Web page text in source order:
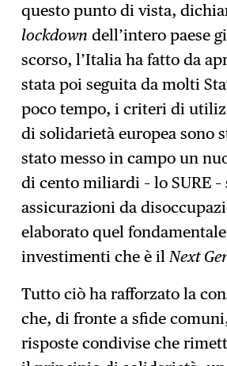
questo punto di vista,
lockdown dell’intero paese
scorso, l’Italia ha fatto da
stata poi seguita da molti
poco tempo, i criteri di
di solidarietà europea sono
stato messo in campo un
di cento miliardi – lo SURE –
assicurazioni da
elaborato quel
investimenti che è ilNext
Tutto ciò ha rafforzato la
che, di fronte a sfide
risposte condivise che